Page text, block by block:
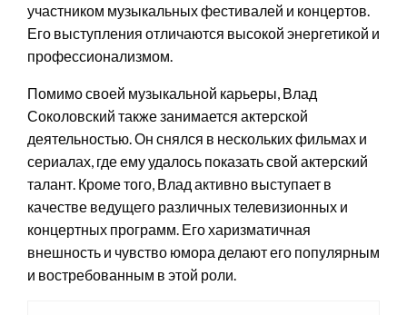
участником музыкальных фестивалей и концертов.
Его выступления отличаются высокой энергетикой и
профессионализмом.
Помимо своей музыкальной карьеры, Влад
Соколовский также занимается актерской
деятельностью. Он снялся в нескольких фильмах и
сериалах, где ему удалось показать свой актерский
талант. Кроме того, Влад активно выступает в
качестве ведущего различных телевизионных и
концертных программ. Его харизматичная
внешность и чувство юмора делают его популярным
и востребованным в этой роли.